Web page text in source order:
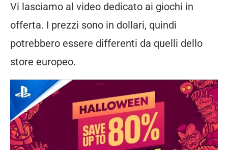
Vi lasciamo al video dedicato ai giochi in
offerta. I prezzi sono in dollari, quindi
potrebbero essere differenti da quelli dello
store europeo.